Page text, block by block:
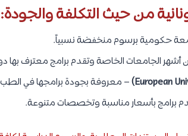
من حيث التكلفة والجودة:
حكومية برسوم منخفضة نسبياً.
أشهر الجامعات الخاصة وتقدم برامج معترف بها
– معروفة بجودة برامجها في الطب
برامج بأسعار مناسبة وتخصصات متنوعة.